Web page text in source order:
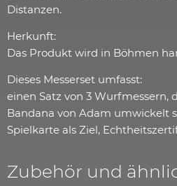
Distanzen.
Herkunft:
Das Produkt wird in Böhmen
Dieses Messerset umfasst:
einen Satz von 3 Wurfmessern,
Bandana von Adam umwickelt
Spielkarte als Ziel,
Zubehör und